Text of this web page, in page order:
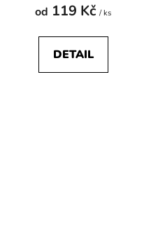
od 119 Kč/ ks
DETAIL